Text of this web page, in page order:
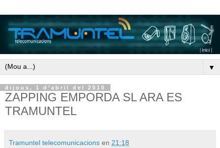
▼
dijous, 1 d’abril del 2010
ZAPPING EMPORDA SL ARA ES
TRAMUNTEL
Tramuntel telecomunicacions en 21:18